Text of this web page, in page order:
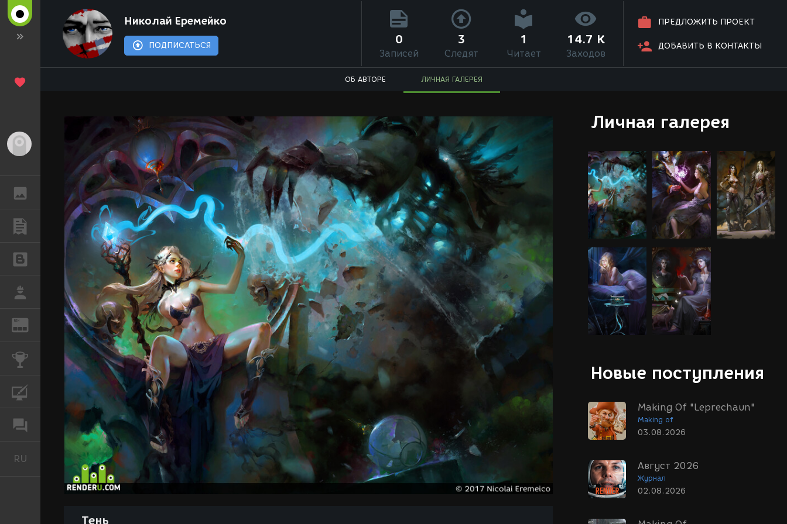
ГАЛЕРЕЯ
ПУБЛИКАЦИИ
БЛОГИ
РАБОТА
REN ЖУРНАЛ
КОНКУРСЫ
ФОРУМ
RU
Николай Ерeмейко
ПОДПИСАТЬСЯ
ПРЕДЛОЖИТЬ ПРОЕКТ
ДОБАВИТЬ В КОНТАКТЫ
0
Записей
3
Следят
1
Читает
14.7 K
Заходов
ОБ АВТОРЕ ЛИЧНАЯ ГАЛЕРЕЯ
Личная галерея
Новые поступления
Making Of "Leprechaun"
Making of
03.08.2026
Август 2026
Журнал
02.08.2026
Тень